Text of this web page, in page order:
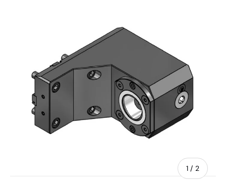
1 / de
2